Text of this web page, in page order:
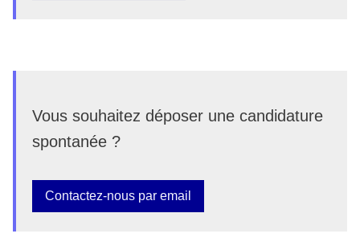
Vous souhaitez déposer une candidature
spontanée ?
Contactez-nous par email